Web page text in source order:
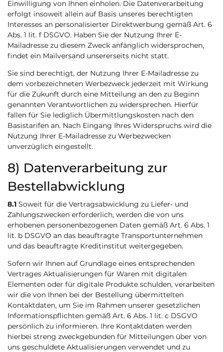
Einwilligung von Ihnen einholen. Die Datenverarbeitung
erfolgt insoweit allein auf Basis unseres berechtigten
Interesses an personalisierter Direktwerbung gemäß Art. 6
Abs. 1 lit. f DSGVO. Haben Sie der Nutzung Ihrer E-
Mailadresse zu diesem Zweck anfänglich widersprochen,
findet ein Mailversand unsererseits nicht statt.
Sie sind berechtigt, der Nutzung Ihrer E-Mailadresse zu
dem vorbezeichneten Werbezweck jederzeit mit Wirkung
für die Zukunft durch eine Mitteilung an den zu Beginn
genannten Verantwortlichen zu widersprechen. Hierfür
fallen für Sie lediglich Übermittlungskosten nach den
Basistarifen an. Nach Eingang Ihres Widerspruchs wird die
Nutzung Ihrer E-Mailadresse zu Werbezwecken
unverzüglich eingestellt.
8) Datenverarbeitung zur
Bestellabwicklung
8.1 Soweit für die Vertragsabwicklung zu Liefer- und
Zahlungszwecken erforderlich, werden die von uns
erhobenen personenbezogenen Daten gemäß Art. 6 Abs. 1
lit. b DSGVO an das beauftragte Transportunternehmen
und das beauftragte Kreditinstitut weitergegeben.
Sofern wir Ihnen auf Grundlage eines entsprechenden
Vertrages Aktualisierungen für Waren mit digitalen
Elementen oder für digitale Produkte schulden, verarbeiten
wir die von Ihnen bei der Bestellung übermittelten
Kontaktdaten, um Sie im Rahmen unserer gesetzlichen
Informationspflichten gemäß Art. 6 Abs. 1 lit. c DSGVO
persönlich zu informieren. Ihre Kontaktdaten werden
hierbei streng zweckgebunden für Mitteilungen über von
uns geschuldete Aktualisierungen verwendet und zu